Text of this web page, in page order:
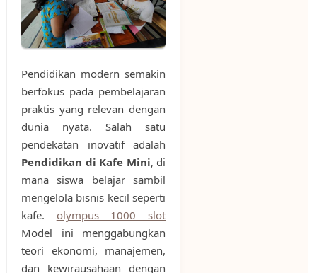
Pendidikan modern semakin
berfokus pada pembelajaran
praktis yang relevan dengan
dunia nyata. Salah satu
pendekatan inovatif adalah
Pendidikan di Kafe Mini, di
mana siswa belajar sambil
mengelola bisnis kecil seperti
kafe. olympus 1000 slot
Model ini menggabungkan
teori ekonomi, manajemen,
dan kewirausahaan dengan